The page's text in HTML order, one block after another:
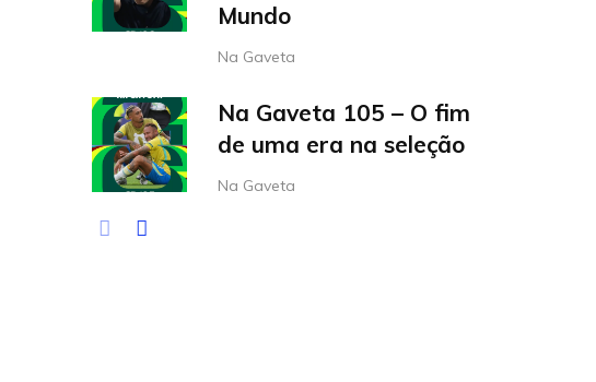
Mundo
Na Gaveta
Na Gaveta 105 – O fim
de uma era na seleção
Na Gaveta